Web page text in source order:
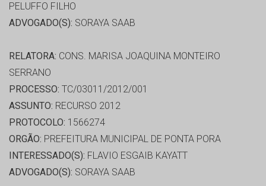
PELUFFO FILHO
ADVOGADO(S): SORAYA SAAB
RELATORA: CONS. MARISA JOAQUINA MONTEIRO
SERRANO
PROCESSO: TC/03011/2012/001
ASSUNTO: RECURSO 2012
PROTOCOLO: 1566274
ORGÃO: PREFEITURA MUNICIPAL DE PONTA PORA
INTERESSADO(S): FLAVIO ESGAIB KAYATT
ADVOGADO(S): SORAYA SAAB